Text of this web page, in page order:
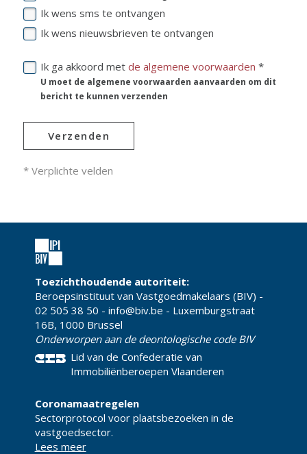
Ik wens sms te ontvangen
Ik wens nieuwsbrieven te ontvangen
Ik ga akkoord met de algemene voorwaarden *
U moet de algemene voorwaarden aanvaarden om dit
bericht te kunnen verzenden
Verzenden
* Verplichte velden
Toezichthoudende autoriteit:
Beroepsinstituut van Vastgoedmakelaars (BIV) -
02 505 38 50 - info@biv.be - Luxemburgstraat
16B, 1000 Brussel
Onderworpen aan de deontologische code BIV
Lid van de Confederatie van
Immobiliënberoepen Vlaanderen
Coronamaatregelen
Sectorprotocol voor plaatsbezoeken in de
vastgoedsector.
Lees meer